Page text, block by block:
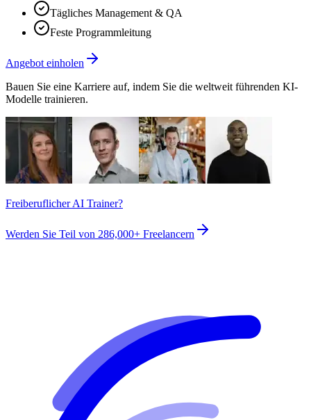
Tägliches Management & QA
Feste Programmleitung
Angebot einholen
Bauen Sie eine Karriere auf, indem Sie die weltweit führenden KI-
Modelle trainieren.
Freiberuflicher AI Trainer?
Werden Sie Teil von 286,000+ Freelancern